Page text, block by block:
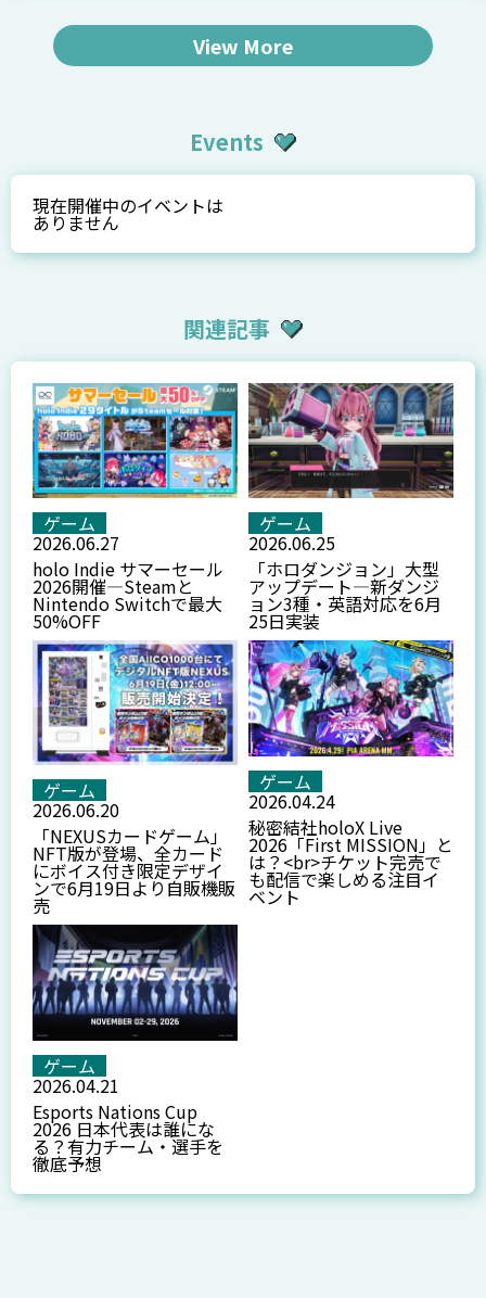
View More
Events
現在開催中のイベントは
ありません
関連記事
ゲーム
2026.06.27
holo Indie サマーセール
2026開催—Steamと
Nintendo Switchで最大
50%OFF
ゲーム
2026.06.25
「ホロダンジョン」大型
アップデート—新ダンジ
ョン3種・英語対応を6月
25日実装
ゲーム
2026.06.20
「NEXUSカードゲーム」
NFT版が登場、全カード
にボイス付き限定デザイ
ンで6月19日より自販機販
売
ゲーム
2026.04.24
秘密結社holoX Live
2026「First MISSION」と
は？<br>チケット完売で
も配信で楽しめる注目イ
ベント
ゲーム
2026.04.21
Esports Nations Cup
2026 日本代表は誰にな
る？有力チーム・選手を
徹底予想